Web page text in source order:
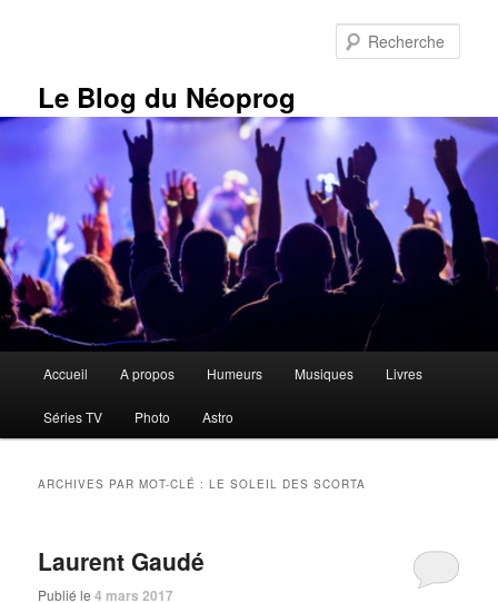
Le Blog du Néoprog
Accueil A propos Humeurs Musiques Livres
Séries TV Photo Astro
ARCHIVES PAR MOT-CLÉ :LE SOLEIL DES SCORTA
Laurent Gaudé
Publié le4 mars 2017